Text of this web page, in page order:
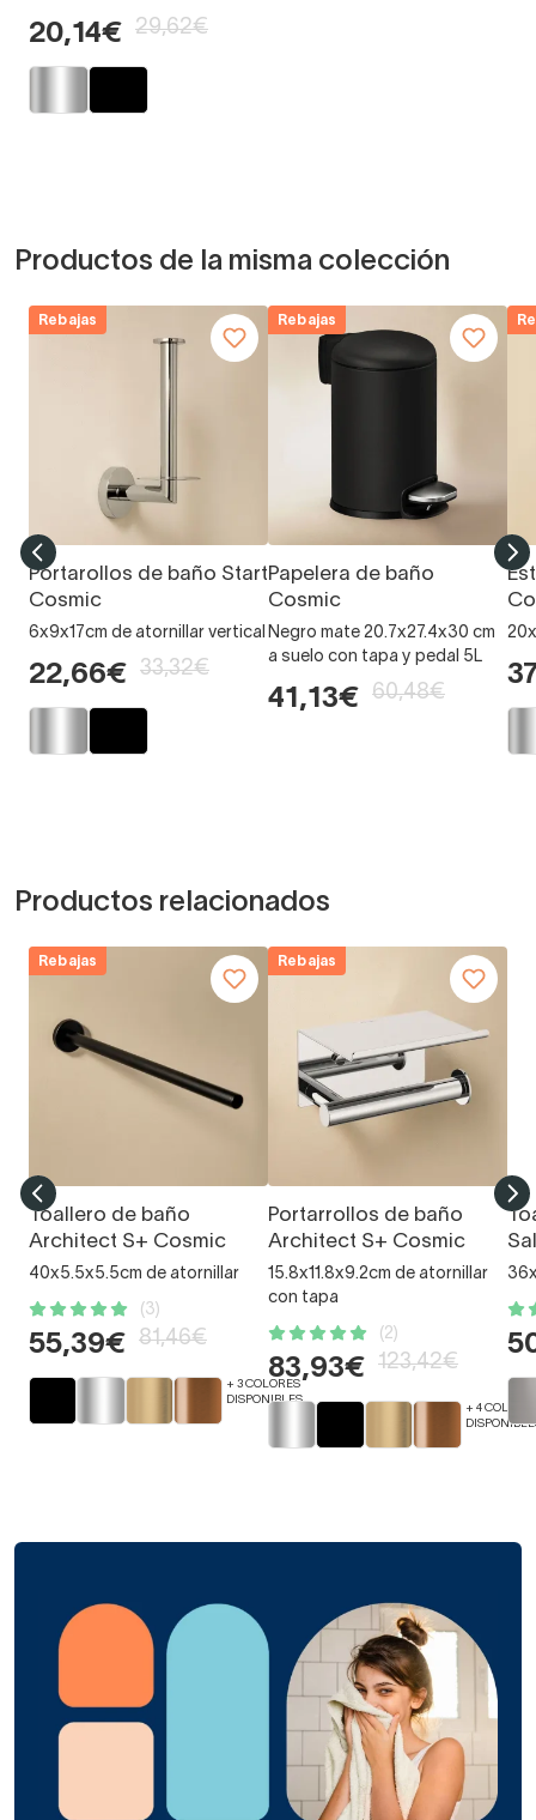
20,14€ 29,62€
Productos de la misma colección
Rebajas
Portarollos de baño Start
Cosmic
6x9x17cm de atornillar vertical
22,66€ 33,32€
Rebajas
Papelera de baño
Cosmic
Negro mate 20.7x27.4x30 cm
a suelo con tapa y pedal 5L
41,13€ 60,48€
Productos relacionados
Rebajas
Toallero de baño
Architect S+ Cosmic
40x5.5x5.5cm de atornillar
(3)
55,39€ 81,46€
+ 3 COLORES
DISPONIBLES
Rebajas
Portarrollos de baño
Architect S+ Cosmic
15.8x11.8x9.2cm de atornillar
con tapa
(2)
83,93€ 123,42€
+ 4